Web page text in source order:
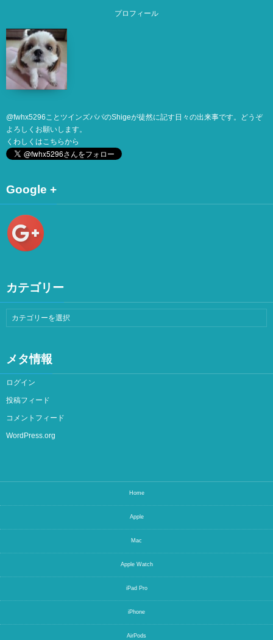
プロフィール
@fwhx5296ことツインズパパのShigeが徒然に記す日々の出来事です。どうぞ
よろしくお願いします。
くわしくはこちらから
Google +
カテゴリー
メタ情報
ログイン
投稿フィード
コメントフィード
WordPress.org
Home
Apple
Mac
Apple Watch
iPad Pro
iPhone
AirPods